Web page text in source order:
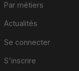
Par métiers
Actualités
Se connecter
S'inscrire